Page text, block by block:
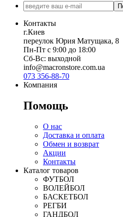
Контакты
г.Киев
переулок Юрия Матущака, 8
Пн-Пт с 9:00 до 18:00
Сб-Вс: выходной
info@macronstore.com.ua
073 356-88-70
Компания
Помощь
О нас
Доставка и оплата
Обмен и возврат
Акции
Контакты
Каталог товаров
ФУТБОЛ
ВОЛЕЙБОЛ
БАСКЕТБОЛ
РЕГБИ
ГАНДБОЛ